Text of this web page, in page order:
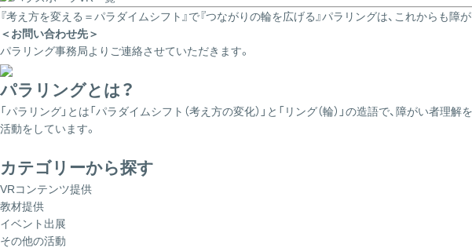
『考え方を変える＝パラダイムシフト』で『つながりの輪を広げる』パラリングは、これからも
＜お問い合わせ先＞
パラリング事務局よりご連絡させていただきます。
パラリングとは？
「パラリング」とは「パラダイムシフト（考え方の変化）」と「リング（輪）」の造語で、障が
活動をしています。
カテゴリーから探す
VRコンテンツ提供
教材提供
イベント出展
その他の活動